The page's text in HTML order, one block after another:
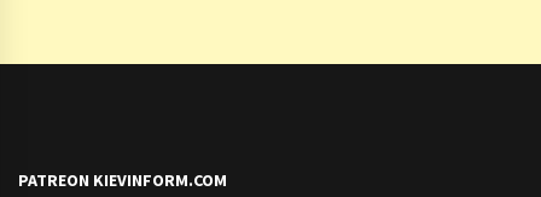
PATREON KIEVINFORM.COM